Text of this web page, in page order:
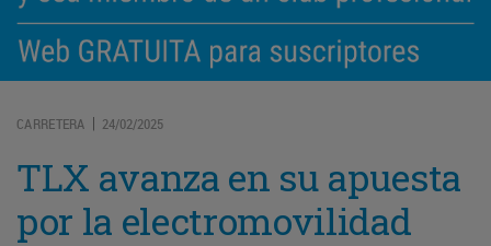
CARRETERA | 24/02/2025
TLX avanza en su apuesta
por la electromovilidad